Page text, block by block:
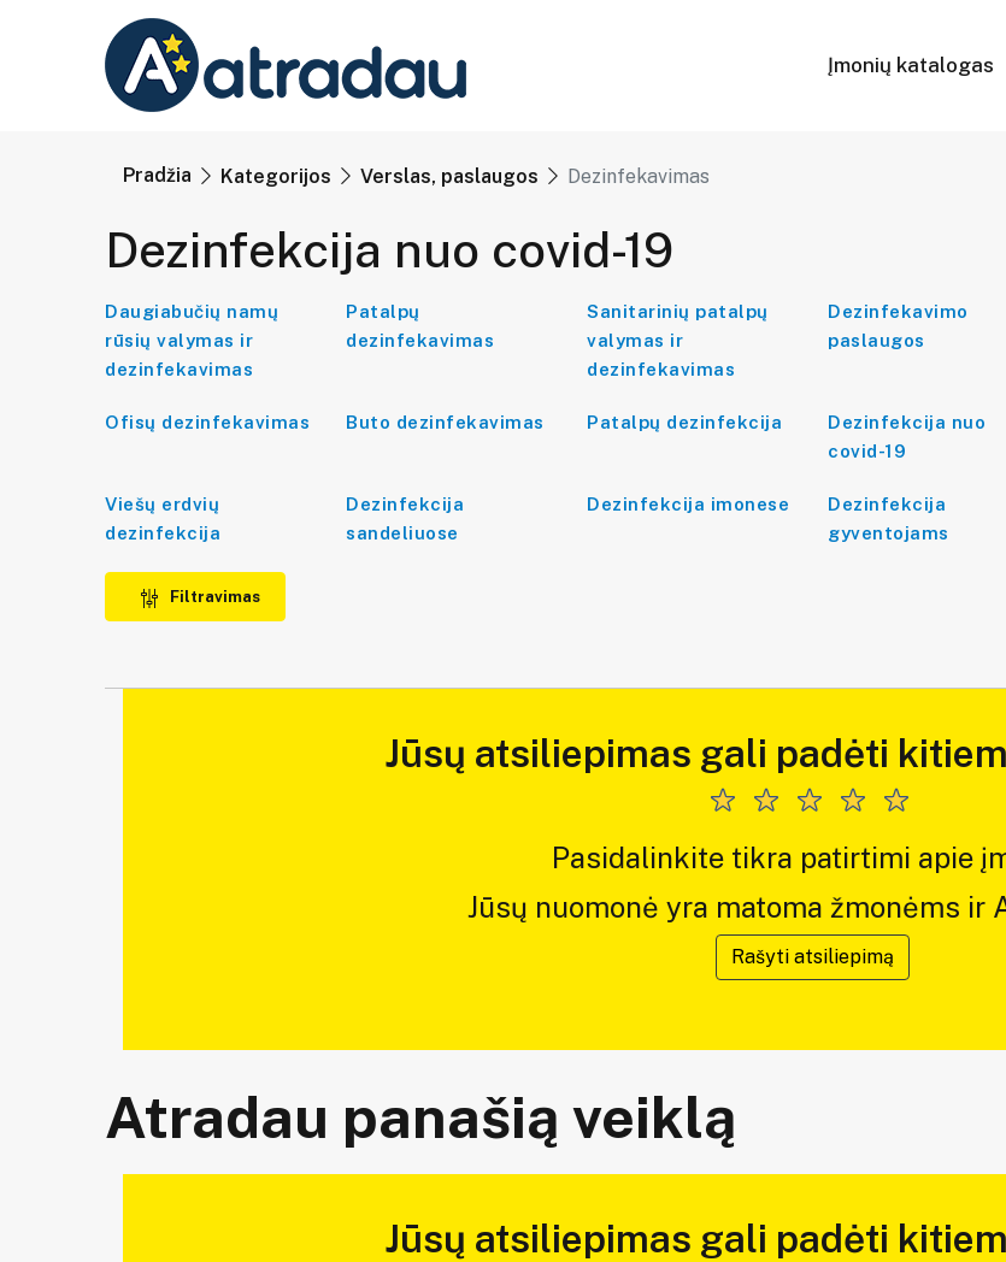
Įmonių katalogas
Pradžia Kategorijos Verslas, paslaugos Dezinfekavimas
Dezinfekcija nuo covid-19
Daugiabučių namų
rūsių valymas ir
dezinfekavimas
Patalpų
dezinfekavimas
Sanitarinių patalpų
valymas ir
dezinfekavimas
Dezinfekavimo
paslaugos
Ofisų dezinfekavimas Buto dezinfekavimas Patalpų dezinfekcija
Dezinfekcija nuo
covid-19
Viešų erdvių
dezinfekcija
Dezinfekcija
sandeliuose
Dezinfekcija imonese
Dezinfekcija
gyventojams
Filtravimas
Jūsų atsiliepimas gali padėti
Pasidalinkite tikra patirtimi apie
Jūsų nuomonė yra matoma žmonėms ir
Rašyti atsiliepimą
Atradau panašią veiklą
Jūsų atsiliepimas gali padėti